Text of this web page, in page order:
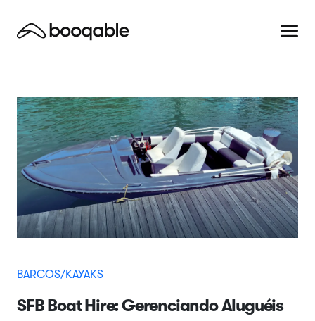
BARCOS/KAYAKS
SFB Boat Hire: Gerenciando Aluguéis